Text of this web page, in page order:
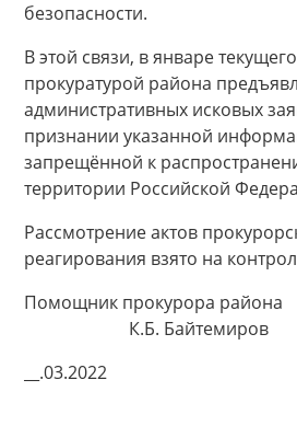
безопасности.
В этой связи, в январе
прокуратурой района
административных исковых
признании указанной
запрещённой к
территории Российской
Рассмотрение актов
реагирования взято на
Помощник
К.Б. Байтемиров
__.03.2022